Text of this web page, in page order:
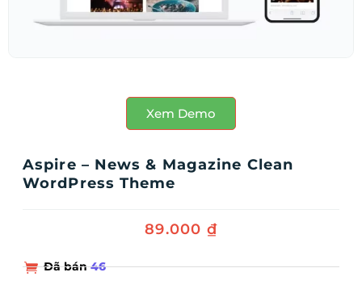
Xem Demo
Aspire – News & Magazine Clean
WordPress Theme
89.000 ₫
Đã bán46